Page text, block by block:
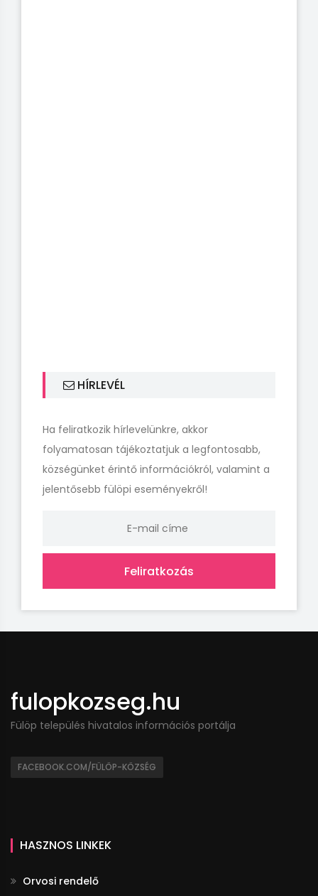
HÍRLEVÉL
Ha feliratkozik hírlevelünkre, akkor
folyamatosan tájékoztatjuk a legfontosabb,
községünket érintő információkról, valamint a
jelentősebb fülöpi eseményekről!
Feliratkozás
fulopkozseg.hu
Fülöp település hivatalos információs portálja
FACEBOOK.COM/FÜLÖP-KÖZSÉG
HASZNOS LINKEK
Orvosi rendelő